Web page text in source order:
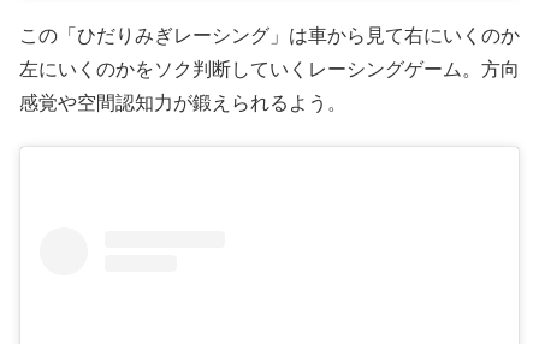
この「ひだりみぎレーシング」は車から見て右にいくのか
左にいくのかをソク判断していくレーシングゲーム。方向
感覚や空間認知力が鍛えられるよう。